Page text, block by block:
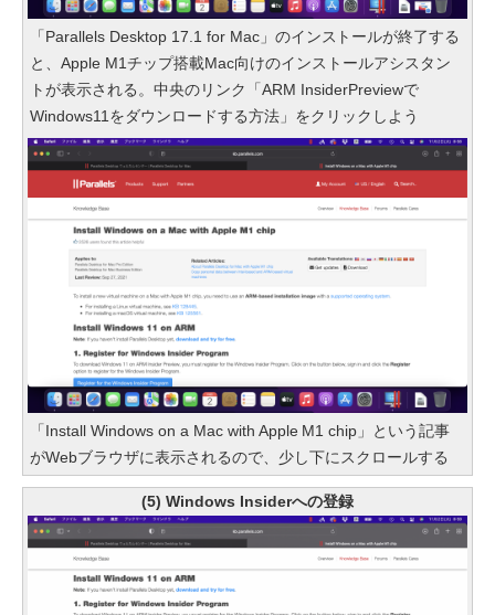
「Parallels Desktop 17.1 for Mac」のインストールが終了する
と、Apple M1チップ搭載Mac向けのインストールアシスタン
トが表示される。中央のリンク「ARM InsiderPreviewで
Windows11をダウンロードする方法」をクリックしよう
「Install Windows on a Mac with Apple M1 chip」という記事
がWebブラウザに表示されるので、少し下にスクロールする
(5) Windows Insiderへの登録